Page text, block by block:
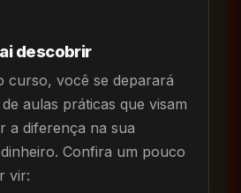
descobrir
curso, você se deparará
aulas práticas que visam
a diferença na sua
Confira um pouco
vir: